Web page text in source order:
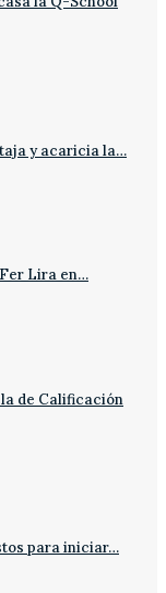
y acaricia la…
Lira en…
de Calificación
para iniciar…